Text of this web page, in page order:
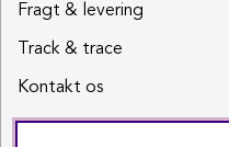
Fragt & levering
Track & trace
Kontakt os